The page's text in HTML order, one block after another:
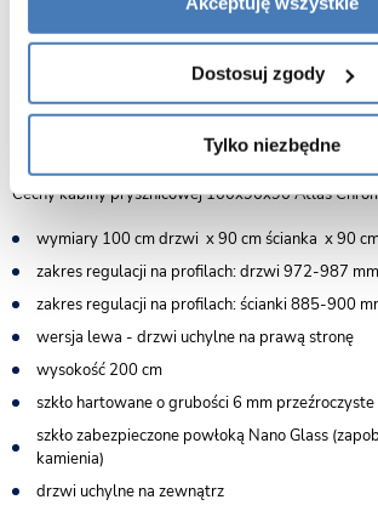
Dostosuj zgody
Tylko niezbędne
Cechy kabiny prysznicowej 100x90x90 Atlas
wymiary 100 cm drzwi x 90 cm ścianka x 90
zakres regulacji na profilach: drzwi 972-987
zakres regulacji na profilach: ścianki 885-900
wersja lewa - drzwi uchylne na prawą stronę
wysokość 200 cm
szkło hartowane o grubości 6 mm przeźroczyste
szkło zabezpieczone powłoką Nano Glass
kamienia)
drzwi uchylne na zewnątrz